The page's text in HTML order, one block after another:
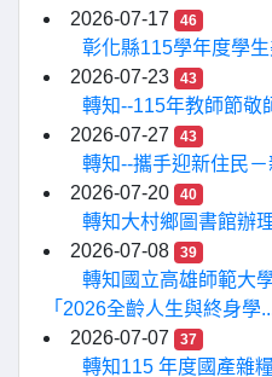
2026-07-17
46
彰化縣115學年度學
2026-07-23
43
轉知--115年教師節敬
2026-07-27
43
轉知--攜手迎新住民
2026-07-20
40
轉知大村鄉圖書館辦
2026-07-08
39
轉知國立高雄師範大
「2026全齡人生與終身學
2026-07-07
37
轉知115 年度國產雜